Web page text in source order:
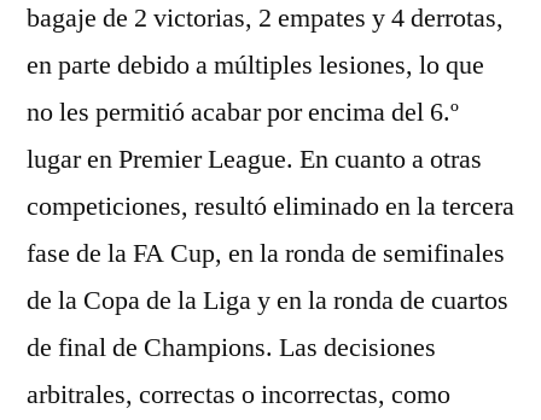
bagaje de 2 victorias, 2 empates y 4 derrotas,
en parte debido a múltiples lesiones, lo que
no les permitió acabar por encima del 6.º
lugar en Premier League. En cuanto a otras
competiciones, resultó eliminado en la tercera
fase de la FA Cup, en la ronda de semifinales
de la Copa de la Liga y en la ronda de cuartos
de final de Champions. Las decisiones
arbitrales, correctas o incorrectas, como